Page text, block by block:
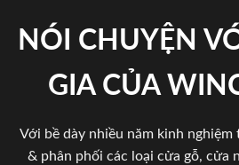
NÓI CHUYỆN
GIA CỦA
Với bề dày nhiều năm kinh
& phân phối các loại cửa gỗ, cửa